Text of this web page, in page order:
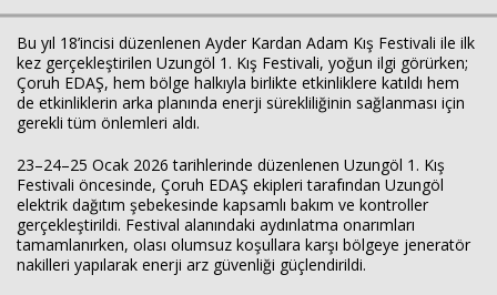
Bu yıl 18’incisi düzenlenen Ayder Kardan Adam Kış Festivali ile ilk
kez gerçekleştirilen Uzungöl 1. Kış Festivali, yoğun ilgi görürken;
Çoruh EDAŞ, hem bölge halkıyla birlikte etkinliklere katıldı hem
de etkinliklerin arka planında enerji sürekliliğinin sağlanması için
gerekli tüm önlemleri aldı.
23–24–25 Ocak 2026 tarihlerinde düzenlenen Uzungöl 1. Kış
Festivali öncesinde, Çoruh EDAŞ ekipleri tarafından Uzungöl
elektrik dağıtım şebekesinde kapsamlı bakım ve kontroller
gerçekleştirildi. Festival alanındaki aydınlatma onarımları
tamamlanırken, olası olumsuz koşullara karşı bölgeye jeneratör
nakilleri yapılarak enerji arz güvenliği güçlendirildi.
Haberin Doğru Adresi.